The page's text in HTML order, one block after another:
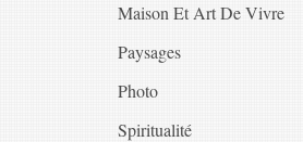
Maison Et Art De Vivre
Paysages
Photo
Spiritualité